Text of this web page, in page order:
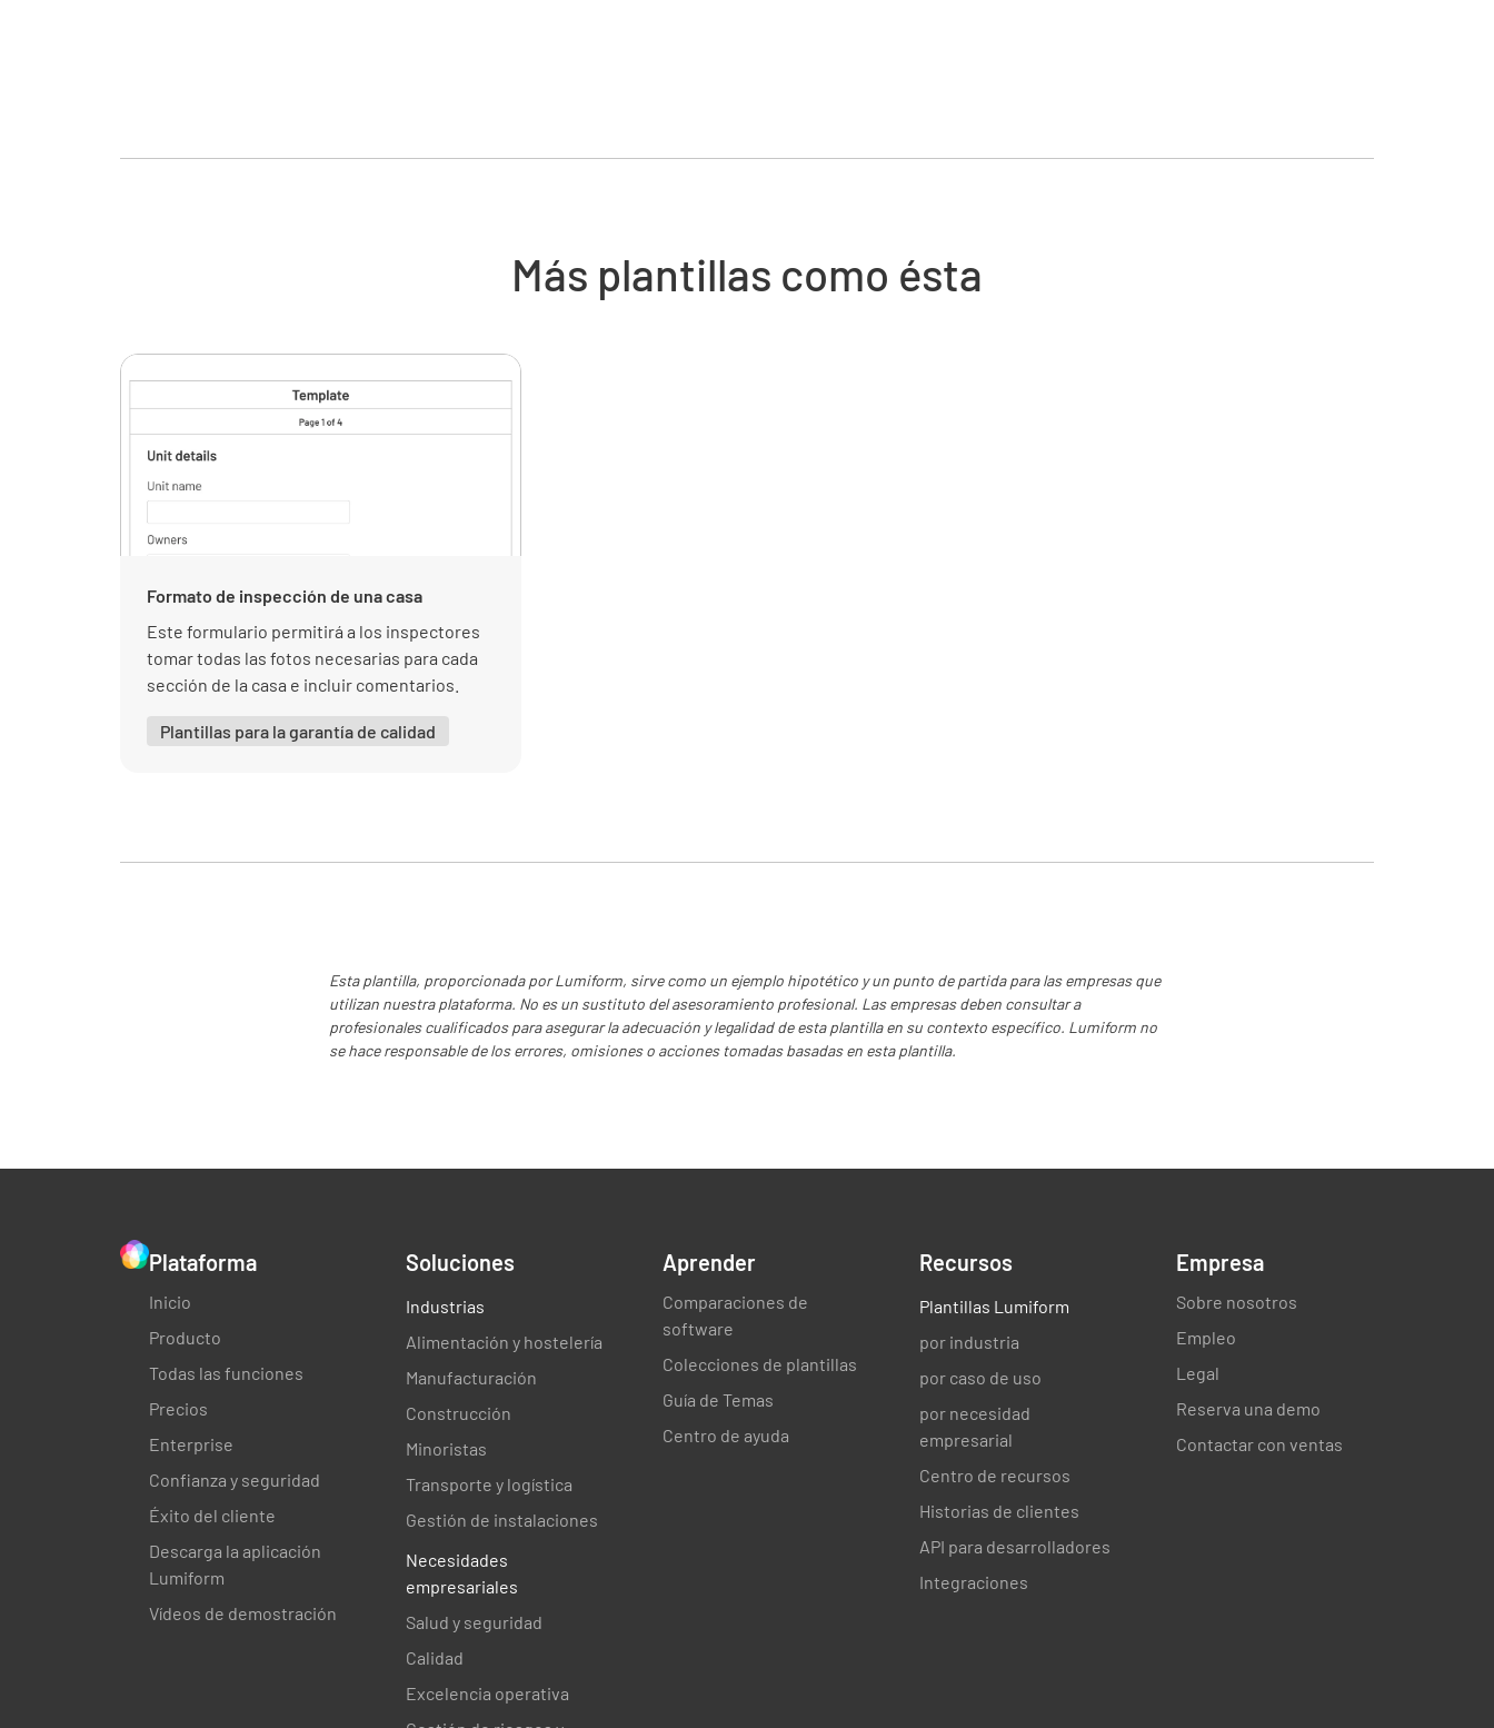
Más plantillas como ésta
Formato de inspección de una casa
Este formulario permitirá a los inspectores
tomar todas las fotos necesarias para cada
sección de la casa e incluir comentarios.
Plantillas para la garantía de calidad
Esta plantilla, proporcionada por Lumiform, sirve como un ejemplo hipotético y un punto de partida para las empresas que
utilizan nuestra plataforma. No es un sustituto del asesoramiento profesional. Las empresas deben consultar a
profesionales cualificados para asegurar la adecuación y legalidad de esta plantilla en su contexto específico. Lumiform no
se hace responsable de los errores, omisiones o acciones tomadas basadas en esta plantilla.
Plataforma
Inicio
Producto
Todas las funciones
Precios
Enterprise
Confianza y seguridad
Éxito del cliente
Descarga la aplicación
Lumiform
Vídeos de demostración
Soluciones
Industrias
Alimentación y hostelería
Manufacturación
Construcción
Minoristas
Transporte y logística
Gestión de instalaciones
Necesidades
empresariales
Salud y seguridad
Calidad
Excelencia operativa
Aprender
Comparaciones de
software
Colecciones de plantillas
Guía de Temas
Centro de ayuda
Recursos
Plantillas Lumiform
por industria
por caso de uso
por necesidad
empresarial
Centro de recursos
Historias de clientes
API para desarrolladores
Integraciones
Empresa
Sobre nosotros
Empleo
Legal
Reserva una demo
Contactar con ventas